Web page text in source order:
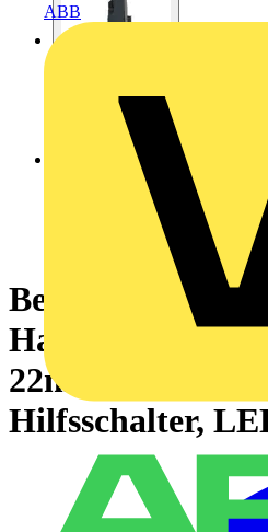
ABB
Harmony XB5,
22mm, 30mm, für
Hilfsschalter,